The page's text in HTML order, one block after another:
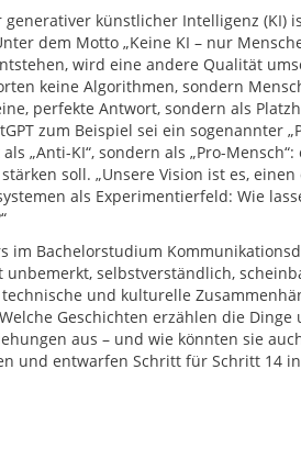
künstlicher Intelligenz (KI)
dem Motto „Keine KI – nur
wird eine andere Qualität
keine Algorithmen, sondern
perfekte Antwort, sondern als
zum Beispiel sei ein sogenannter
„Anti-KI“, sondern als „Pro-Mensch“:
soll. „Unsere Vision ist es,
als Experimentierfeld: Wie
im Bachelorstudium
unbemerkt, selbstverständlich,
und kulturelle
Geschichten erzählen die Dinge
aus – und wie könnten sie
und entwarfen Schritt für Schritt 14